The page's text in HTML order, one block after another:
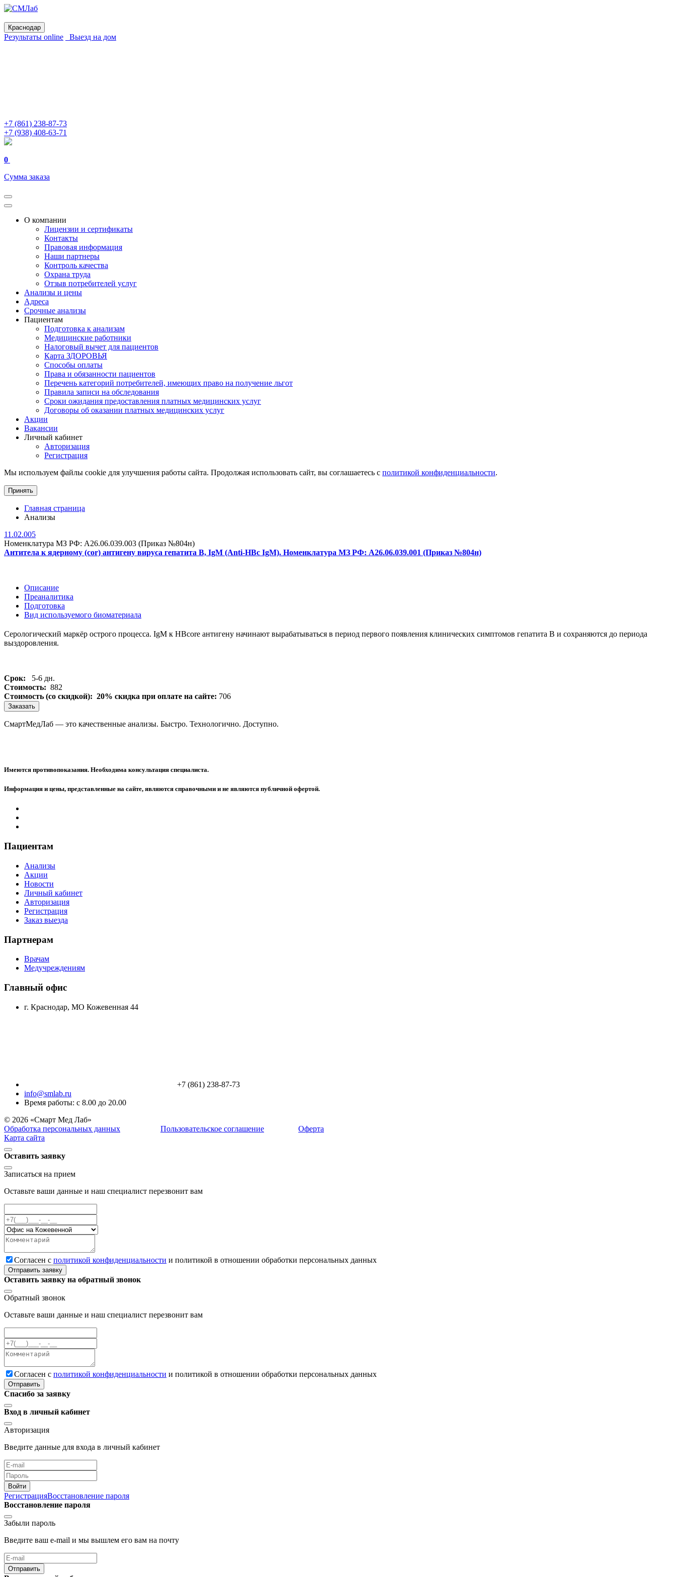
Краснодар
Результаты online Выезд на дом
+7 (861) 238-87-73
+7 (938) 408-63-71
0
Сумма заказа
О компании
Лицензии и сертификаты
Контакты
Правовая информация
Наши партнеры
Контроль качества
Охрана труда
Отзыв потребителей услуг
Анализы и цены
Адреса
Срочные анализы
Пациентам
Подготовка к анализам
Медицинские работники
Налоговый вычет для пациентов
Карта ЗДОРОВЬЯ
Способы оплаты
Права и обязанности пациентов
Перечень категорий потребителей, имеющих право на получение льгот
Правила записи на обследования
Сроки ожидания предоставления платных медицинских услуг
Договоры об оказании платных медицинских услуг
Акции
Вакансии
Личный кабинет
Авторизация
Регистрация
Мы используем файлы cookie для улучшения работы сайта. Продолжая использовать сайт, вы соглашаетесь с политикой конфиденциальности.
Принять
Главная страница
Анализы
11.02.005
Номенклатура МЗ РФ: A26.06.039.003 (Приказ №804н)
Антитела к ядерному (cor) антигену вируса гепатита В, IgM (Anti-HBc IgM). Номенклатура МЗ РФ: A26.06.039.001 (Приказ №804н)
Описание
Преаналитика
Подготовка
Вид используемого биоматериала
Серологический маркёр острого процесса. IgM к HBсore антигену начинают вырабатываться в период первого появления клинических симптомов гепатита В и сохраняются до периода
выздоровления.
Срок:
5-6 дн.
Стоимость: 882
Стоимость (со скидкой): 20% скидка при оплате на сайте: 706
Заказать
СмартМедЛаб — это качественные анализы. Быстро. Технологично. Доступно.
Имеются противопоказания. Необходима консультация специалиста.
Информация и цены, представленные на сайте, являются справочными и не являются публичной офертой.
Пациентам
Анализы
Акции
Новости
Личный кабинет
Авторизация
Регистрация
Заказ выезда
Партнерам
Врачам
Медучреждениям
Главный офис
г. Краснодар, МО Кожевенная 44
+7 (861) 238-87-73
info@smlab.ru
Время работы: с 8.00 до 20.00
© 2026 «Смарт Мед Лаб»
Обработка персональных данных
Пользовательское соглашение
Оферта
Карта сайта
Оставить заявку
Записаться на прием
Оставьте ваши данные и наш специалист перезвонит вам
Cогласен с политикой конфиденциальности и политикой в отношении обработки персональных данных
Отправить заявку
Оставить заявку на обратный звонок
Обратный звонок
Оставьте ваши данные и наш специалист перезвонит вам
Cогласен с политикой конфиденциальности и политикой в отношении обработки персональных данных
Отправить
Спасибо за заявку
Вход в личный кабинет
Авторизация
Введите данные для входа в личный кабинет
Войти
РегистрацияВосстановление пароля
Восстановление пароля
Забыли пароль
Введите ваш e-mail и мы вышлем его вам на почту
Отправить